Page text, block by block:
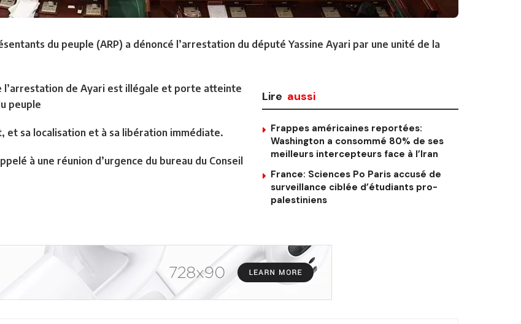
du peuple (ARP) a dénoncé l’arrestation du député Yassine Ayari par une unité de la
Lire aussi
Frappes américaines reportées:
Washington a consommé 80% de ses
meilleurs intercepteurs face à l’Iran
France: Sciences Po Paris accusé de
surveillance ciblée d’étudiants pro-
palestiniens
l’arrestation de Ayari est illégale et porte atteinte
peuple
et sa localisation et à sa libération immédiate.
à une réunion d’urgence du bureau du Conseil